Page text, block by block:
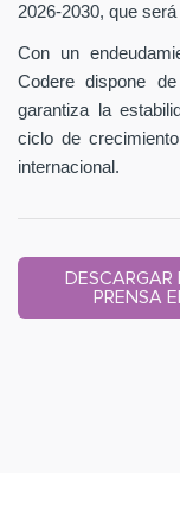
2026-2030, que
Con un
Codere dispone
garantiza la
ciclo de
internacional.
DESCARGAR
PRENSA